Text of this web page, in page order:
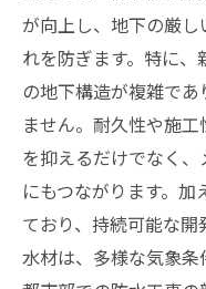
が向上し、地下の厳
れを防ぎます。特に
の地下構造が複雑で
ません。耐久性や施
を抑えるだけでなく
にもつながります。
ており、持続可能な
水材は、多様な気象条